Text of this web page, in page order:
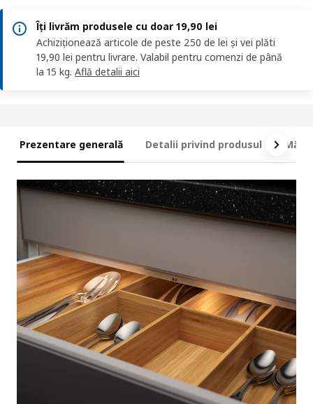
Îți livrăm produsele cu doar 19,90 lei
Achiziționează articole de peste 250 de lei și vei plăti
19,90 lei pentru livrare. Valabil pentru comenzi de până
la 15 kg. Află detalii aici
Prezentare generală Detalii privind produsul